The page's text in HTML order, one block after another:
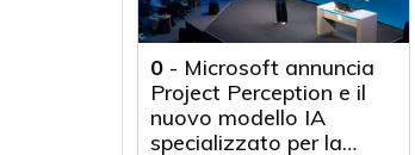
0 - Microsoft annuncia
Project Perception e il
nuovo modello IA
specializzato per la